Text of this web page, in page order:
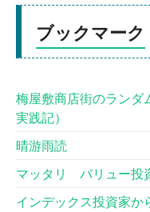
ブックマーク
梅屋敷商店街のランダ
実践記）
晴游雨読
マッタリ バリュー投
インデックス投資家か